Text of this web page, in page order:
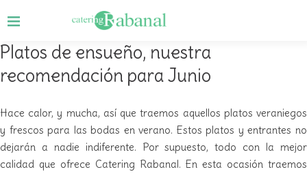
Platos de ensueño, nuestra
recomendación para Junio
Hace calor, y mucha, así que traemos aquellos platos veraniegos
y frescos para las bodas en verano. Estos platos y entrantes no
dejarán a nadie indiferente. Por supuesto, todo con la mejor
calidad que ofrece Catering Rabanal. En esta ocasión traemos